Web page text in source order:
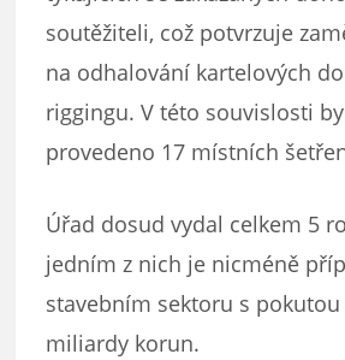
soutěžiteli, což potvrzuje
na odhalování kartelových
riggingu. V této souvislosti
provedeno 17 místních
Úřad dosud vydal celkem 5
jedním z nich je nicméně
stavebním sektoru s pokutou
miliardy korun.